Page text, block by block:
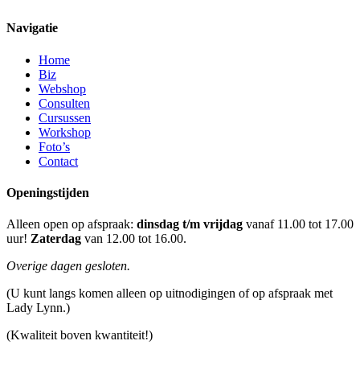
Navigatie
Home
Biz
Webshop
Consulten
Cursussen
Workshop
Foto’s
Contact
Openingstijden
Alleen open op afspraak: dinsdag t/m vrijdag vanaf 11.00 tot 17.00
uur! Zaterdag van 12.00 tot 16.00.
Overige dagen gesloten.
(U kunt langs komen alleen op uitnodigingen of op afspraak met
Lady Lynn.)
(Kwaliteit boven kwantiteit!)